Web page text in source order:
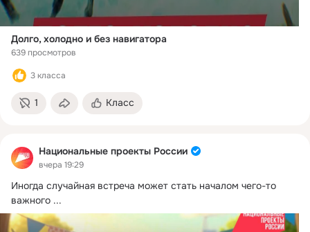
Долго, холодно и без навигатора
639 просмотров
3 класса
1 Класс
Национальные проекты России
вчера 19:29
Иногда случайная встреча может стать началом чего-то
важного ...